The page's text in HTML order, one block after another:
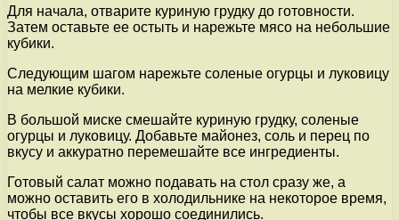
Для начала, отварите куриную грудку до готовности.
Затем оставьте ее остыть и нарежьте мясо на небольшие
кубики.
Следующим шагом нарежьте соленые огурцы и луковицу
на мелкие кубики.
В большой миске смешайте куриную грудку, соленые
огурцы и луковицу. Добавьте майонез, соль и перец по
вкусу и аккуратно перемешайте все ингредиенты.
Готовый салат можно подавать на стол сразу же, а
можно оставить его в холодильнике на некоторое время,
чтобы все вкусы хорошо соединились.